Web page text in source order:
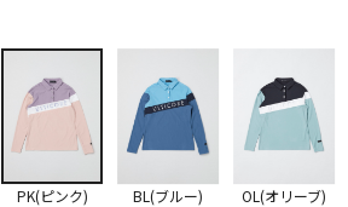
PK(ピンク) BL(ブルー) OL(オリーブ)